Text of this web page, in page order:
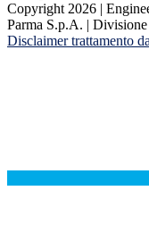
Copyright 2026 |
Parma S.p.A. |
Disclaimer trattamento